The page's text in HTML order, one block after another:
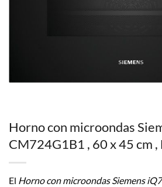
Horno con microondas
CM724G1B1 , 60 x 45 cm
El Horno con microondas Siemens